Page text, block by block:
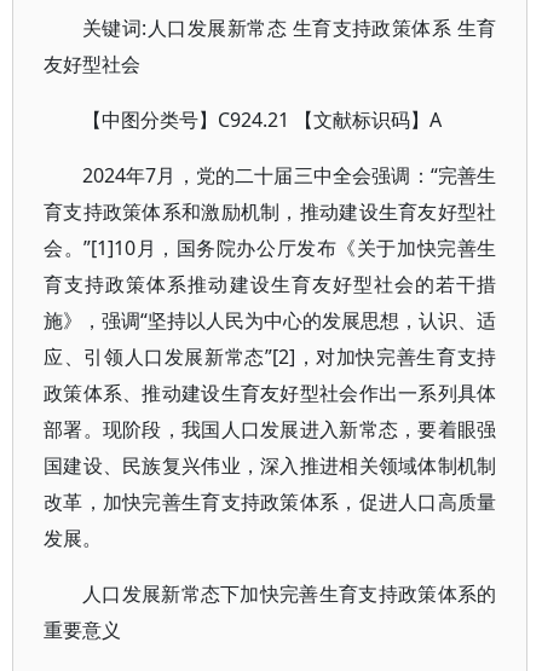
关键词:人口发展新常态 生育支持政策体系 生育
友好型社会
【中图分类号】C924.21 【文献标识码】A
2024年7月，党的二十届三中全会强调：“完善生
育支持政策体系和激励机制，推动建设生育友好型社
会。”[1]10月，国务院办公厅发布《关于加快完善生
育支持政策体系推动建设生育友好型社会的若干措
施》，强调“坚持以人民为中心的发展思想，认识、适
应、引领人口发展新常态”[2]，对加快完善生育支持
政策体系、推动建设生育友好型社会作出一系列具体
部署。现阶段，我国人口发展进入新常态，要着眼强
国建设、民族复兴伟业，深入推进相关领域体制机制
改革，加快完善生育支持政策体系，促进人口高质量
发展。
人口发展新常态下加快完善生育支持政策体系的
重要意义